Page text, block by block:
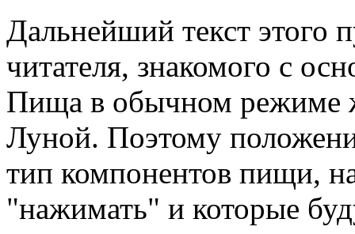
Дальнейший текст этого
читателя, знакомого с
Пища в обычном режиме
Луной. Поэтому
тип компонентов пищи,
"нажимать" и которые